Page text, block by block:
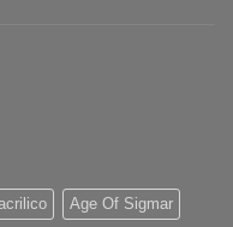
Age Of Sigmar